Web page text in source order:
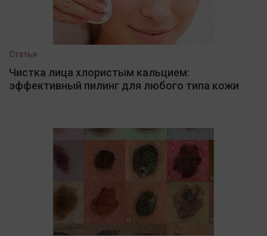
Статья
Чистка лица хлористым кальцием:
эффективный пилинг для любого типа кожи